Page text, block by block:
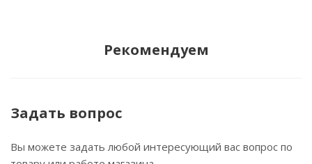
Рекомендуем
Задать вопрос
Вы можете задать любой интересующий вас вопрос по